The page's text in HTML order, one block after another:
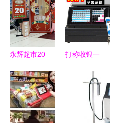
质厂家与
30kg/0.1g
高精度设备
作与生活
永辉超市20
潮市”快闪
登陆上海金
山万达，称
打称收银一
设备零售新
纪元，赋能
智慧商业